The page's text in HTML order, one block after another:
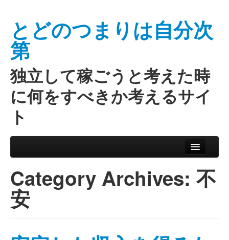
とどのつまりは自分次
第
独立して稼ごうと考えた時
に何をすべきか考えるサイ
ト
Main menu
Category Archives: 不
安